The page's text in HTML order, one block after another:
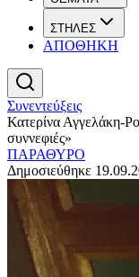
ΣΤΗΛΕΣ
ΑΠΟΘΗΚΗ
Συνεντεύξεις
Κατερίνα Αγγελάκη-
συννεφιές»
ΠΑΡΑΘΥΡΟ
Δημοσιεύθηκε